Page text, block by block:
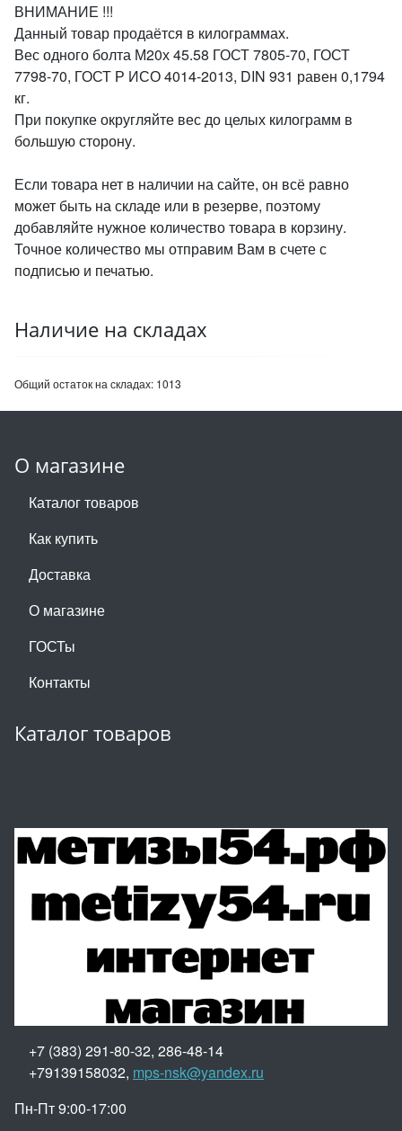
ВНИМАНИЕ !!!
Данный товар продаётся в килограммах.
Вес одного болта М20х 45.58 ГОСТ 7805-70, ГОСТ
7798-70, ГОСТ Р ИСО 4014-2013, DIN 931 равен 0,1794
кг.
При покупке округляйте вес до целых килограмм в
большую сторону.
Если товара нет в наличии на сайте, он всё равно
может быть на складе или в резерве, поэтому
добавляйте нужное количество товара в корзину.
Точное количество мы отправим Вам в счете с
подписью и печатью.
Наличие на складах
Общий остаток на складах: 1013
О магазине
Каталог товаров
Как купить
Доставка
О магазине
ГОСТы
Контакты
Каталог товаров
+7 (383) 291-80-32, 286-48-14
+79139158032, mps-nsk@yandex.ru
Пн-Пт 9:00-17:00